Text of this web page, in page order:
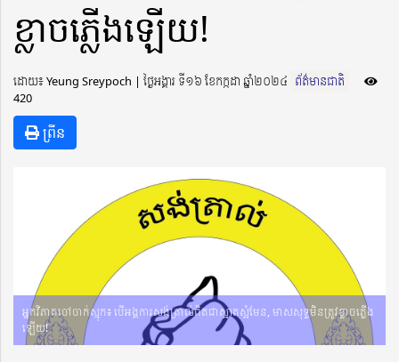
ខ្លាចភ្លើងឡើយ!
ដោយ៖ Yeung Sreypoch ​​ | ថ្ងៃអង្គារ ទី១៦ ខែកក្កដា ឆ្នាំ២០២៤ ព័ត៌មានជាតិ
420
ព្រីន
អ្នកវិភាគចៅចាក់ស្មុក៖ បើអង្គការសង់ត្រាល់ពិតជាស្អាតស្អំមែន, មាសសុទ្ធមិនត្រូវខ្លាចភ្លើង
ឡើយ!